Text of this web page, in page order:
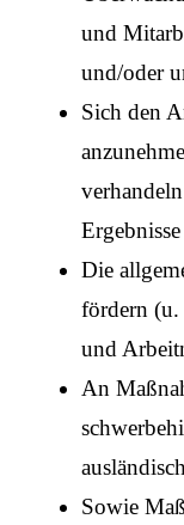
und
und/oder
Sich den
Die
fördern (u.
und
An
Sowie